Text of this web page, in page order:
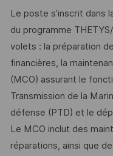
Le poste s’inscrit dans
du programme
volets : la préparation
financières, la
(MCO) assurant le
Transmission de la
défense (PTD) et le
Le MCO inclut des
réparations, ainsi que